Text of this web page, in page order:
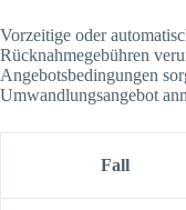
Vorzeitige oder
Rücknahmegebühren
Angebotsbedingungen
Umwandlungsangebot
Fall